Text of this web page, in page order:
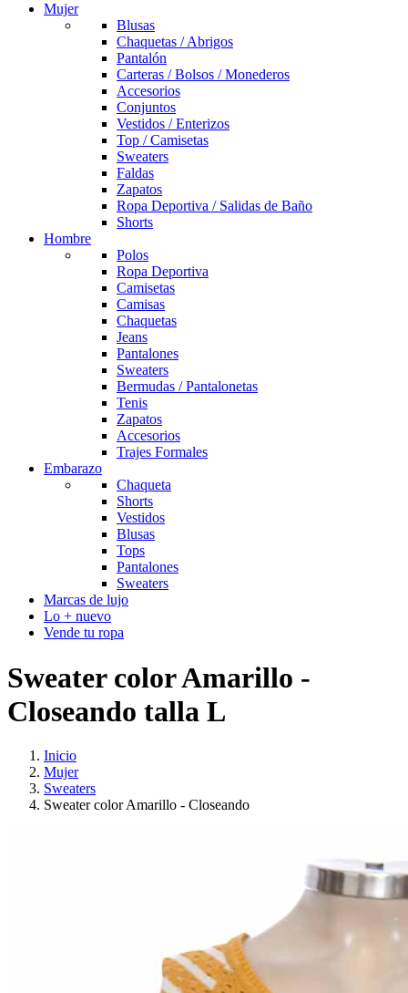
Mujer
Blusas
Chaquetas / Abrigos
Pantalón
Carteras / Bolsos / Monederos
Accesorios
Conjuntos
Vestidos / Enterizos
Top / Camisetas
Sweaters
Faldas
Zapatos
Ropa Deportiva / Salidas de Baño
Shorts
Hombre
Polos
Ropa Deportiva
Camisetas
Camisas
Chaquetas
Jeans
Pantalones
Sweaters
Bermudas / Pantalonetas
Tenis
Zapatos
Accesorios
Trajes Formales
Embarazo
Chaqueta
Shorts
Vestidos
Blusas
Tops
Pantalones
Sweaters
Marcas de lujo
Lo + nuevo
Vende tu ropa
Sweater color Amarillo -
Closeando talla L
Inicio
Mujer
Sweaters
Sweater color Amarillo - Closeando